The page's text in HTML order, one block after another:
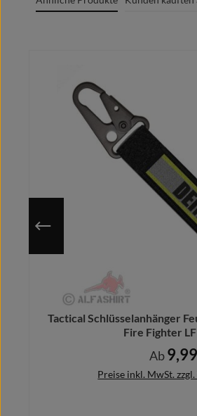
Flauschfläche: 12,5 x 2,5 cm
Tactical Schlüsselanhänger
Fire Fighter
Ab
Preise inkl. MwSt.